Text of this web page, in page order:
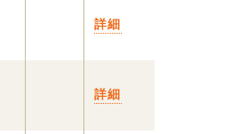
詳細
詳細